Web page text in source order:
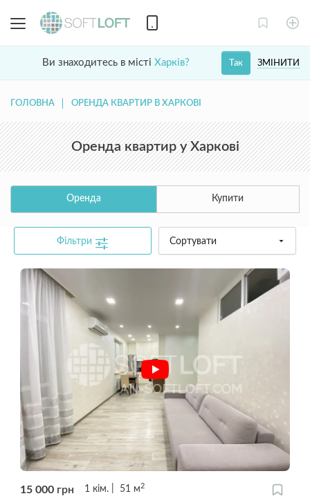
Ви знаходитесь в місті Харків? ЗМІНИТИ
Так
ГОЛОВНА ОРЕНДА КВАРТИР В ХАРКОВІ
Оренда квартир у Харкові
Оренда Купити
Фільтри Сортувати
15 000 грн 1 кім. 51 м 2